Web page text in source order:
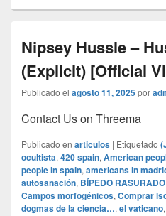
Nipsey Hussle –
(Explicit) [Official
Publicado el agosto 11, 2025por
Contact Us on Threema
Publicado en articulos | Etiquetado
ocultista, 420 spain, American
people in spain, americans in
autosanación, BÍPEDO RASURADO
Campos morfogénicos, Comprar
dogmas de la ciencia…, el vaticano,